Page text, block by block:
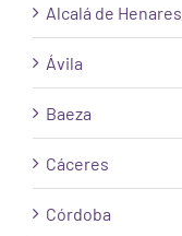
Alcalá de Henares
Ávila
Baeza
Cáceres
Córdoba